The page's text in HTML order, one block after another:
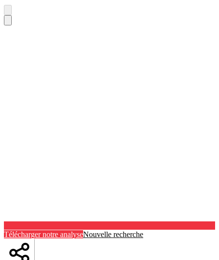
Télécharger notre analyseNouvelle recherche